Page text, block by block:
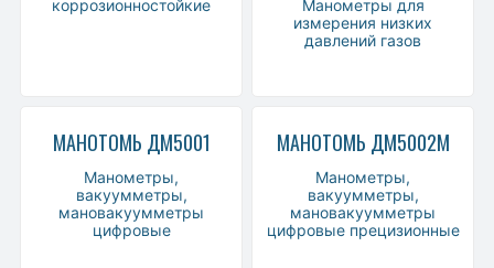
коррозионностойкие
Манометры для
измерения низких
давлений газов
МАНОТОМЬ ДМ5001
Манометры,
вакуумметры,
мановакуумметры
цифровые
МАНОТОМЬ ДМ5002М
Манометры,
вакуумметры,
мановакуумметры
цифровые прецизионные